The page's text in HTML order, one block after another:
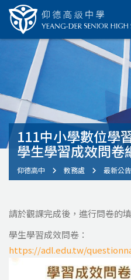
111中小學數位學
學生學習成效問卷
仰德高中 教務處 最新公告
請於觀課完成後，進行問卷的
學生學習成效問卷：
https://adl.edu.tw/